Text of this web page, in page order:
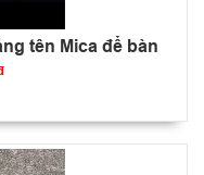
tên Mica để bàn